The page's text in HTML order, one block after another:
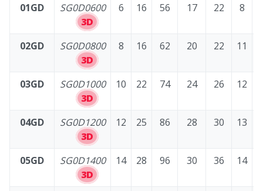
01GD
SG0D0600
3D
6 16 56 17 22 8
02GD
SG0D0800
3D
8 16 62 20 22 11
03GD
SG0D1000
3D
10 22 74 24 26 12
04GD
SG0D1200
3D
12 25 86 28 30 13
05GD
SG0D1400
3D
14 28 96 30 36 14